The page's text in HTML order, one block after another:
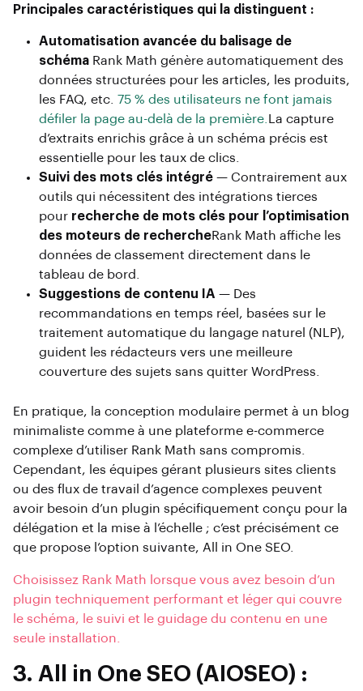
Principales caractéristiques qui la distinguent :
Automatisation avancée du balisage de
schéma Rank Math génère automatiquement des
données structurées pour les articles, les produits,
les FAQ, etc. 75 % des utilisateurs ne font jamais
défiler la page au-delà de la première.
La capture
d’extraits enrichis grâce à un schéma précis est
essentielle pour les taux de clics.
Suivi des mots clés intégré — Contrairement aux
outils qui nécessitent des intégrations tierces
pour recherche de mots clés pour l’optimisation
des moteurs de rechercheRank Math affiche les
données de classement directement dans le
tableau de bord.
Suggestions de contenu IA — Des
recommandations en temps réel, basées sur le
traitement automatique du langage naturel (NLP),
guident les rédacteurs vers une meilleure
couverture des sujets sans quitter WordPress.
En pratique, la conception modulaire permet à un blog
minimaliste comme à une plateforme e-commerce
complexe d’utiliser Rank Math sans compromis.
Cependant, les équipes gérant plusieurs sites clients
ou des flux de travail d’agence complexes peuvent
avoir besoin d’un plugin spécifiquement conçu pour la
délégation et la mise à l’échelle ; c’est précisément ce
que propose l’option suivante, All in One SEO.
Choisissez Rank Math lorsque vous avez besoin d’un
plugin techniquement performant et léger qui couvre
le schéma, le suivi et le guidage du contenu en une
seule installation.
3. All in One SEO (AIOSEO) :